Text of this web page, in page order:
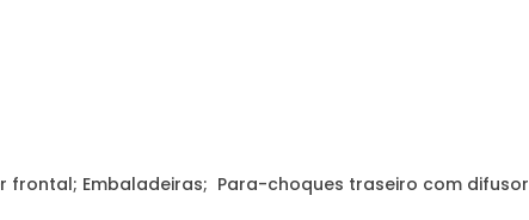
frontal; Embaladeiras; Para-choques traseiro com difusor